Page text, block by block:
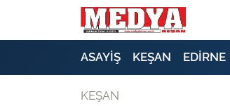
ASAYİŞ KEŞAN EDİRNE
KEŞAN
E-GAZETE